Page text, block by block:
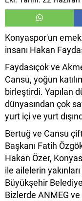
Konyaspor'un
insanı Hakan
Faydasıçok ve
Cansu, yoğun
birleştirdi. Yapılan
dünyasından çok
yurt içi ve yurt
Bertuğ ve Cansu
Başkanı Fatih
Hakan Özer,
ile ailelerin
Büyükşehir
Bizlerde ANMEG